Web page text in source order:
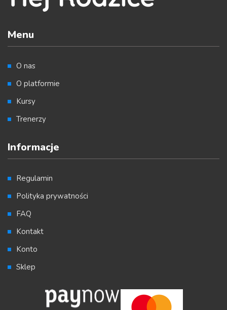
Menu
O nas
O platformie
Kursy
Trenerzy
Informacje
Regulamin
Polityka prywatności
FAQ
Kontakt
Konto
Sklep